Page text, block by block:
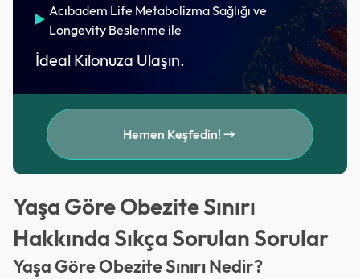
Acıbadem Life Metabolizma Sağlığı ve
Longevity Beslenme ile
İdeal Kilonuza Ulaşın.
Hemen Keşfedin!
Yaşa Göre Obezite Sınırı
Hakkında Sıkça Sorulan Sorular
Yaşa Göre Obezite Sınırı Nedir?